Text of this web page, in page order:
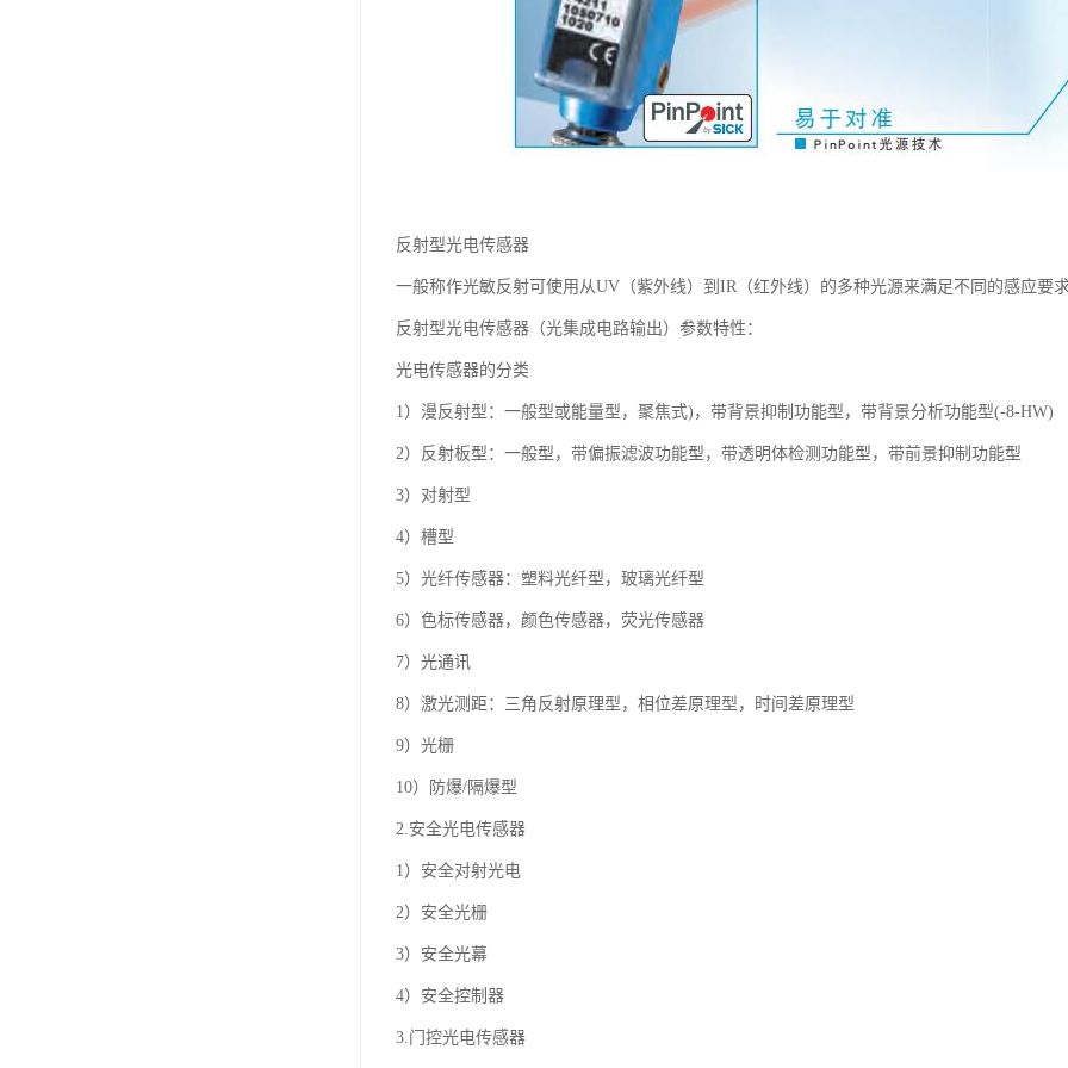
反射型光电传感器
一般称作光敏反射可使用从UV（紫外线）到IR（红外线）的多种光源来满足不同的感应要
反射型光电传感器（光集成电路输出）参数特性：
光电传感器的分类
1）漫反射型：一般型或能量型，聚焦式)，带背景抑制功能型，带背景分析功能型(-8-HW)
2）反射板型：一般型，带偏振滤波功能型，带透明体检测功能型，带前景抑制功能型
3）对射型
4）槽型
5）光纤传感器：塑料光纤型，玻璃光纤型
6）色标传感器，颜色传感器，荧光传感器
7）光通讯
8）激光测距：三角反射原理型，相位差原理型，时间差原理型
9）光栅
10）防爆/隔爆型
2.安全光电传感器
1）安全对射光电
2）安全光栅
3）安全光幕
4）安全控制器
3.门控光电传感器